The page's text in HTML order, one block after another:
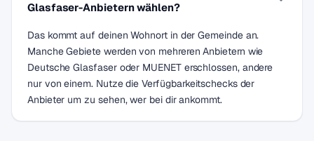
Glasfaser-Anbietern wählen?
Das kommt auf deinen Wohnort in der Gemeinde an.
Manche Gebiete werden von mehreren Anbietern wie
Deutsche Glasfaser oder MUENET erschlossen, andere
nur von einem. Nutze die Verfügbarkeitschecks der
Anbieter um zu sehen, wer bei dir ankommt.